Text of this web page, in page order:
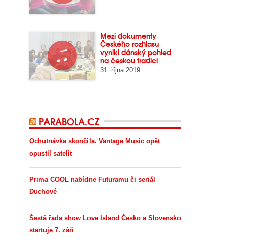
Mezi dokumenty
Českého rozhlasu
vynikl dánský pohled
na českou tradici
31. října 2019
PARABOLA.CZ
Ochutnávka skončila. Vantage Music opět
opustil satelit
Prima COOL nabídne Futuramu či seriál
Duchové
Šestá řada show Love Island Česko a Slovensko
startuje 7. září